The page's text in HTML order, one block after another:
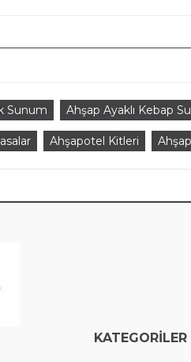
Sunum Ahşap Ayaklı Kebap
Ahşapotel Kitleri
KATEGORİLER